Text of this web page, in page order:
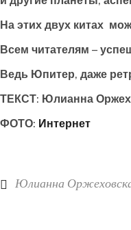
На этих двух китах
Всем читателям –
Ведь Юпитер, даже
ТЕКСТ: Юлианна
ФОТО: Интернет
Юлианна